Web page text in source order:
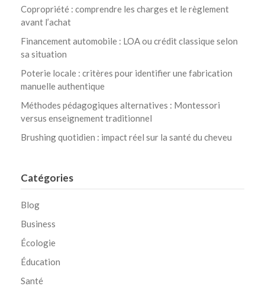
Copropriété : comprendre les charges et le règlement
avant l’achat
Financement automobile : LOA ou crédit classique selon
sa situation
Poterie locale : critères pour identifier une fabrication
manuelle authentique
Méthodes pédagogiques alternatives : Montessori
versus enseignement traditionnel
Brushing quotidien : impact réel sur la santé du cheveu
Catégories
Blog
Business
Écologie
Éducation
Santé